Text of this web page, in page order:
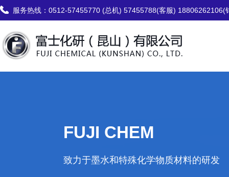
服务热线： 0512-57455770 (总机) 57455788(客服) 18806262106(
FUJI CHEM
致力于墨水和特殊化学物质材料的研发